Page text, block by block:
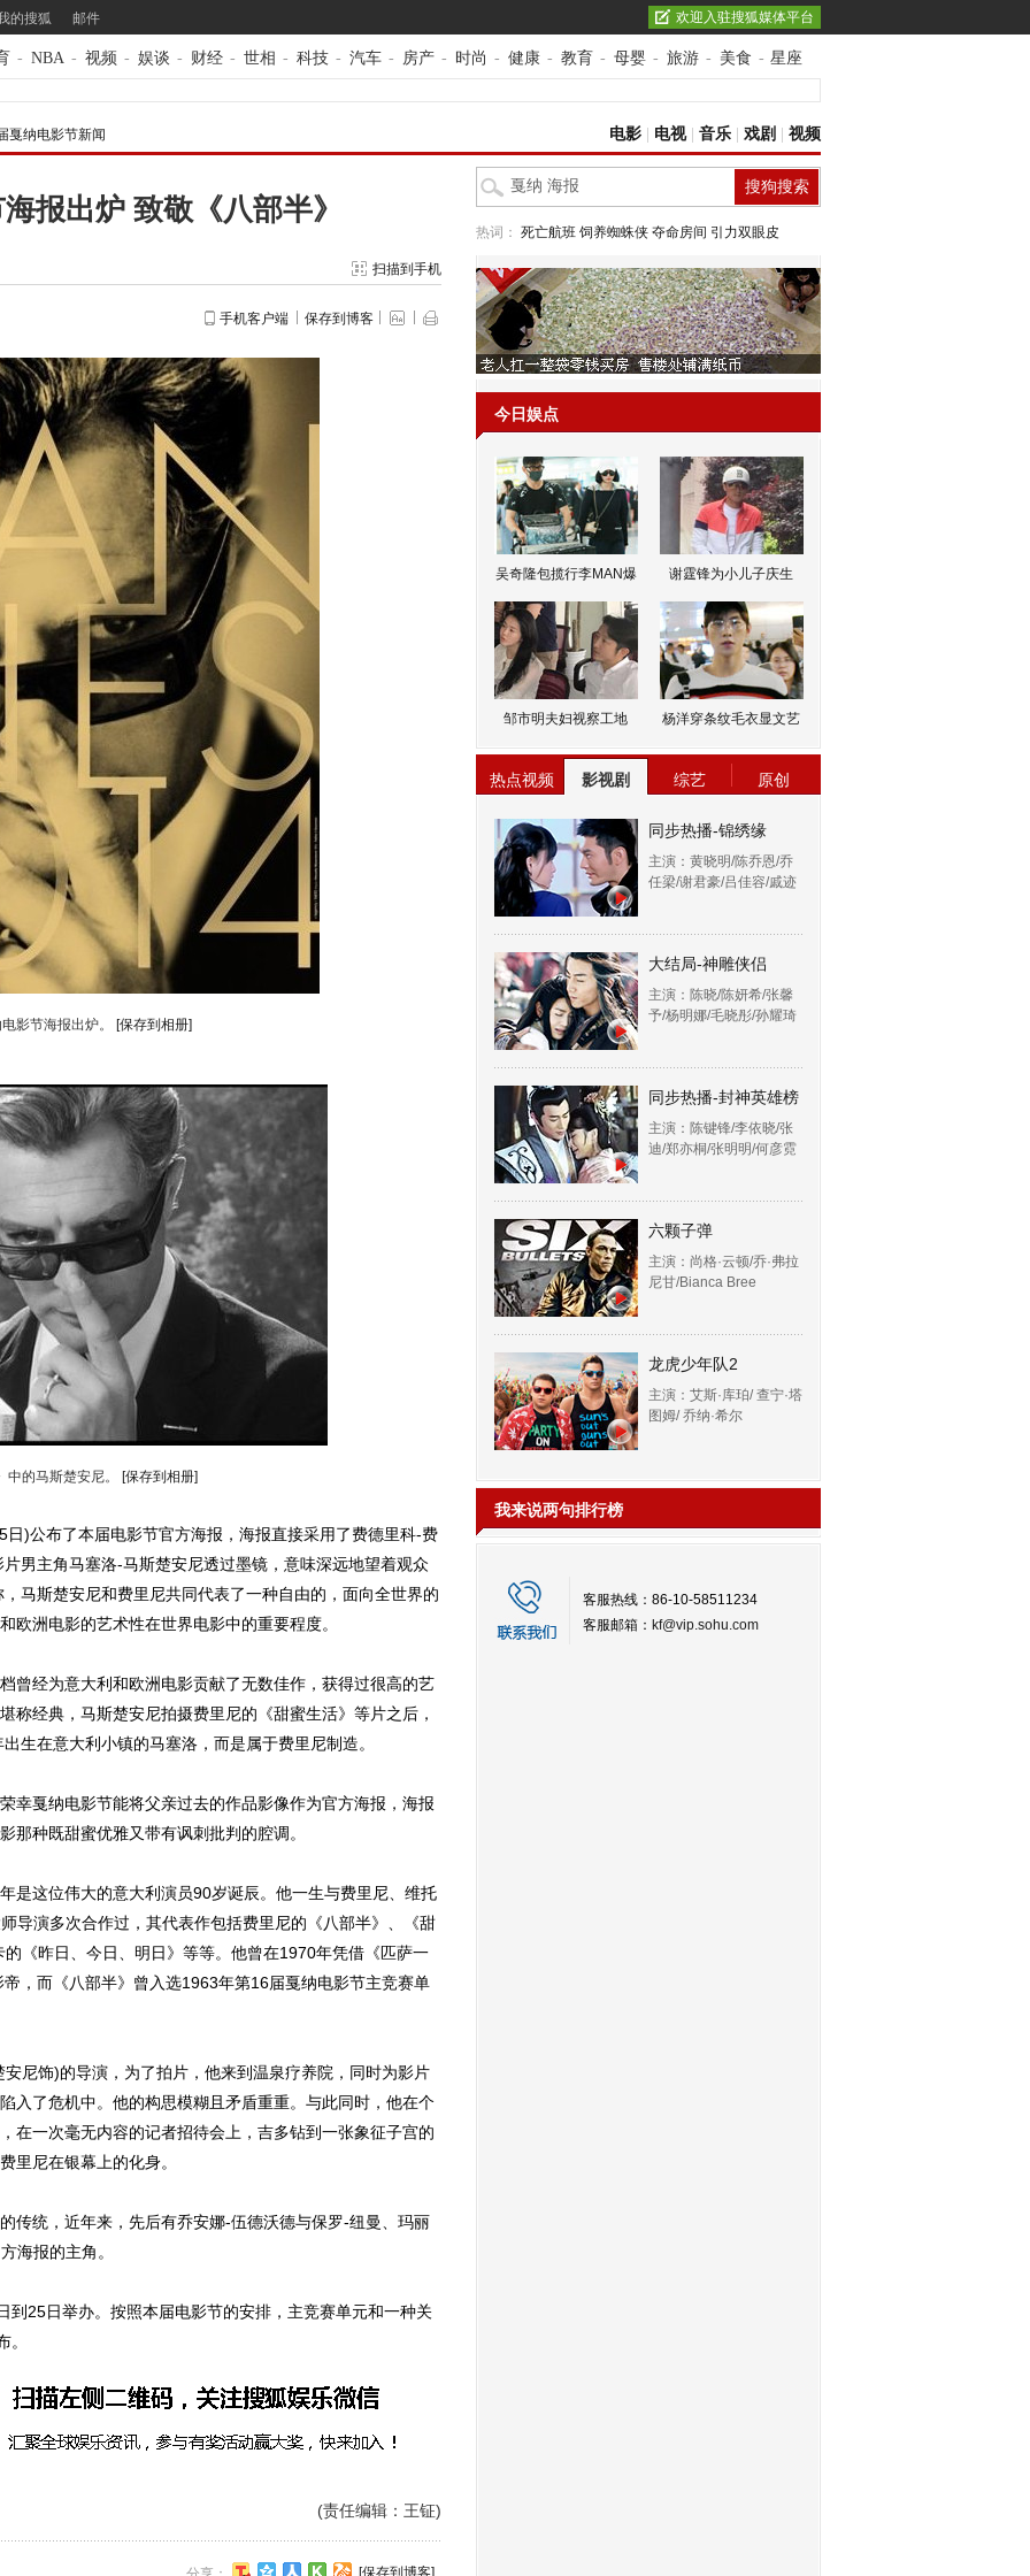
的搜狐 邮件 欢迎入驻搜狐媒体平台
- NBA - 视频 - 娱谈 - 财经 - 世相 - 科技 - 汽车 - 房产 - 时尚 - 健康 - 教育 - 母婴 - 旅游 - 美食 - 星座
戛纳电影节新闻 电影 电视| 音乐 戏剧 视频
报出炉 致敬《八部半》
扫描到手机
手机客户端 保存到博客
影节海报出炉。 [保存到相册]
中的马斯楚安尼。 [保存到相册]
布了本届电影节官方海报，海报直接采用了费德里科-费
男主角马塞洛-马斯楚安尼透过墨镜，意味深远地望着观众
马斯楚安尼和费里尼共同代表了一种自由的，面向全世界的
欧洲电影的艺术性在世界电影中的重要程度。
经为意大利和欧洲电影贡献了无数佳作，获得过很高的艺
称经典，马斯楚安尼拍摄费里尼的《甜蜜生活》等片之后，
生在意大利小镇的马塞洛，而是属于费里尼制造。
戛纳电影节能将父亲过去的作品影像作为官方海报，海报
那种既甜蜜优雅又带有讽刺批判的腔调。
这位伟大的意大利演员90岁诞辰。他一生与费里尼、维托
导演多次合作过，其代表作包括费里尼的《八部半》、《甜
《昨日、今日、明日》等等。他曾在1970年凭借《匹萨一
，而《八部半》曾入选1963年第16届戛纳电影节主竞赛单
饰)的导演，为了拍片，他来到温泉疗养院，同时为影片
入了危机中。他的构思模糊且矛盾重重。与此同时，他在个
在一次毫无内容的记者招待会上，吉多钻到一张象征子宫的
里尼在银幕上的化身。
统，近年来，先后有乔安娜-伍德沃德与保罗-纽曼、玛丽
海报的主角。
日举办。按照本届电影节的安排，主竞赛单元和一种关
(责任编辑：王钲)
[保存到博客]
热词： 死亡航班 饲养蜘蛛侠 夺命房间 引力双眼皮
今日娱点
吴奇隆包揽行李MAN爆 谢霆锋为小儿子庆生
邹市明夫妇视察工地 杨洋穿条纹毛衣显文艺
热点视频 影视剧 综艺 原创
同步热播-锦绣缘
主演：黄晓明/陈乔恩/乔
任梁/谢君豪/吕佳容/戚迹
大结局-神雕侠侣
主演：陈晓/陈妍希/张馨
予/杨明娜/毛晓彤/孙耀琦
同步热播-封神英雄榜
主演：陈键锋/李依晓/张
迪/郑亦桐/张明明/何彦霓
六颗子弹
主演：尚格·云顿/乔·弗拉
尼甘/Bianca Bree
龙虎少年队2
主演：艾斯·库珀/ 查宁·塔
图姆/ 乔纳·希尔
我来说两句排行榜
客服热线：86-10-58511234
客服邮箱： kf@vip.sohu.com